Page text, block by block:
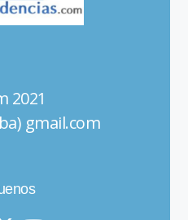
2021
gmail.com